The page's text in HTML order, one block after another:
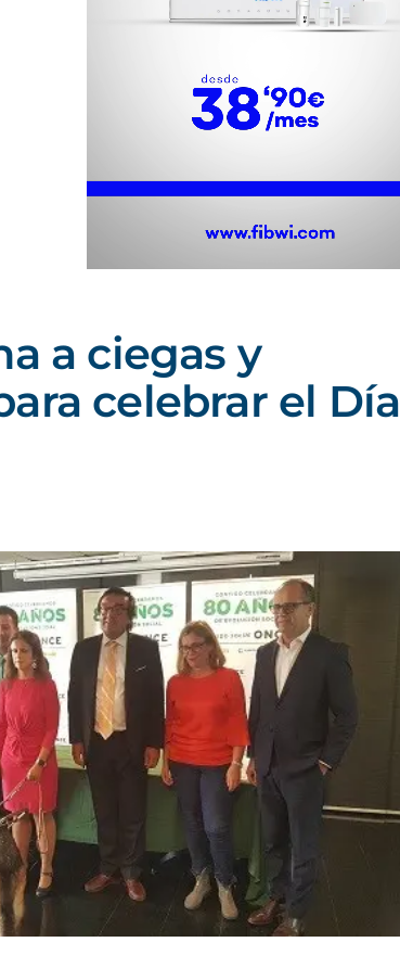
a ciegas y
celebrar el Día